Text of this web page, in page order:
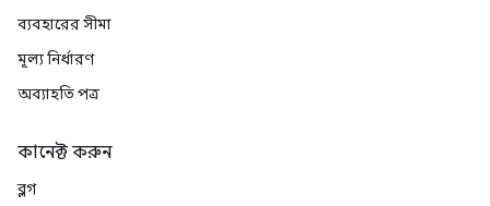
ব্যবহারের সীমা
মূল্য নির্ধারণ
অব্যাহতি পত্র
কানেক্ট করুন
ব্লগ